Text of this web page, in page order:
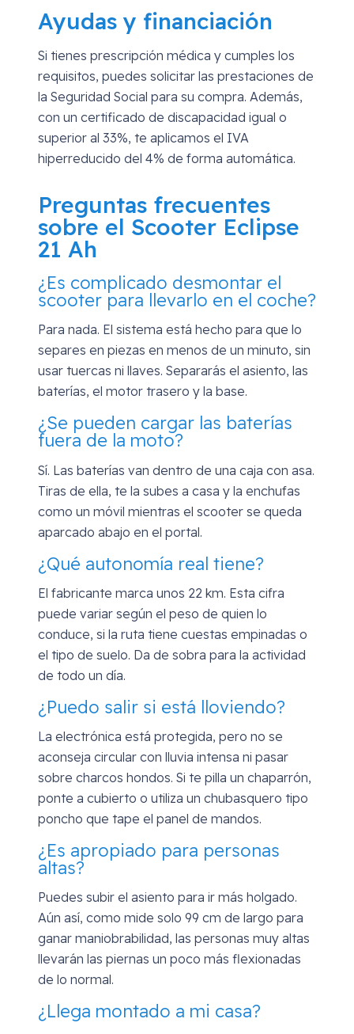
Ayudas y financiación
Si tienes prescripción médica y cumples los
requisitos, puedes solicitar las prestaciones de
la Seguridad Social para su compra. Además,
con un certificado de discapacidad igual o
superior al 33%, te aplicamos el IVA
hiperreducido del 4% de forma automática.
Preguntas frecuentes
sobre el Scooter Eclipse
21 Ah
¿Es complicado desmontar el
scooter para llevarlo en el coche?
Para nada. El sistema está hecho para que lo
separes en piezas en menos de un minuto, sin
usar tuercas ni llaves. Separarás el asiento, las
baterías, el motor trasero y la base.
¿Se pueden cargar las baterías
fuera de la moto?
Sí. Las baterías van dentro de una caja con asa.
Tiras de ella, te la subes a casa y la enchufas
como un móvil mientras el scooter se queda
aparcado abajo en el portal.
¿Qué autonomía real tiene?
El fabricante marca unos 22 km. Esta cifra
puede variar según el peso de quien lo
conduce, si la ruta tiene cuestas empinadas o
el tipo de suelo. Da de sobra para la actividad
de todo un día.
¿Puedo salir si está lloviendo?
La electrónica está protegida, pero no se
aconseja circular con lluvia intensa ni pasar
sobre charcos hondos. Si te pilla un chaparrón,
ponte a cubierto o utiliza un chubasquero tipo
poncho que tape el panel de mandos.
¿Es apropiado para personas
altas?
Puedes subir el asiento para ir más holgado.
Aún así, como mide solo 99 cm de largo para
ganar maniobrabilidad, las personas muy altas
llevarán las piernas un poco más flexionadas
de lo normal.
¿Llega montado a mi casa?